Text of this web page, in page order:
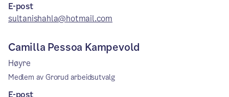
E-post
sultanishahla@hotmail.com
Camilla Pessoa Kampevold
Høyre
Medlem av Grorud arbeidsutvalg